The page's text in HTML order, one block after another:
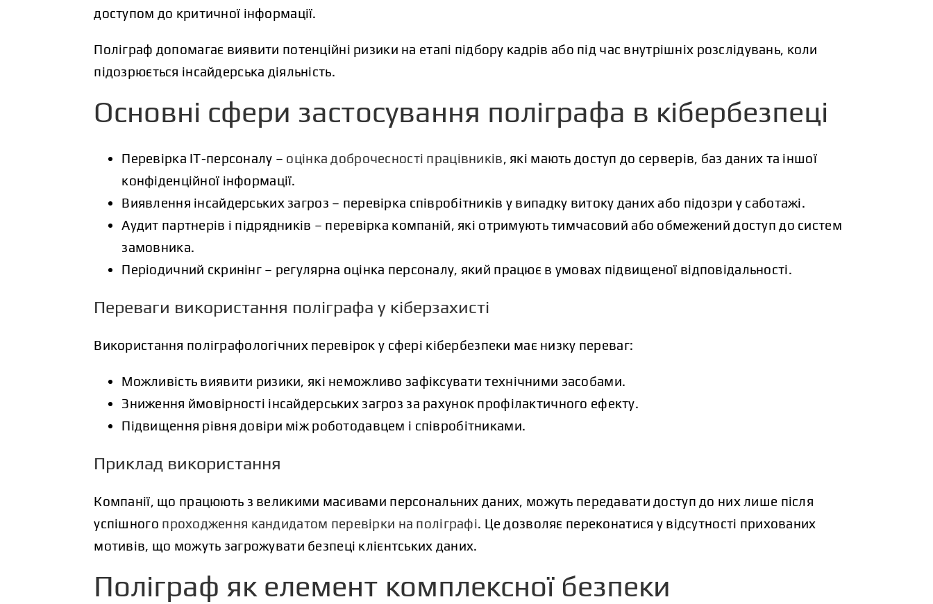
доступом до критичної інформації.
Поліграф допомагає виявити потенційні ризики на етапі підбору кадрів або під час внутрішніх розслідувань, коли
підозрюється інсайдерська діяльність.
Основні сфери застосування поліграфа в кібербезпеці
Перевірка IT-персоналу – оцінка доброчесності працівників, які мають доступ до серверів, баз даних та іншої
конфіденційної інформації.
Виявлення інсайдерських загроз – перевірка співробітників у випадку витоку даних або підозри у саботажі.
Аудит партнерів і підрядників – перевірка компаній, які отримують тимчасовий або обмежений доступ до систем
замовника.
Періодичний скринінг – регулярна оцінка персоналу, який працює в умовах підвищеної відповідальності.
Переваги використання поліграфа у кіберзахисті
Використання поліграфологічних перевірок у сфері кібербезпеки має низку переваг:
Можливість виявити ризики, які неможливо зафіксувати технічними засобами.
Зниження ймовірності інсайдерських загроз за рахунок профілактичного ефекту.
Підвищення рівня довіри між роботодавцем і співробітниками.
Приклад використання
Компанії, що працюють з великими масивами персональних даних, можуть передавати доступ до них лише після
успішного проходження кандидатом перевірки на поліграфі. Це дозволяє переконатися у відсутності прихованих
мотивів, що можуть загрожувати безпеці клієнтських даних.
Поліграф як елемент комплексної безпеки